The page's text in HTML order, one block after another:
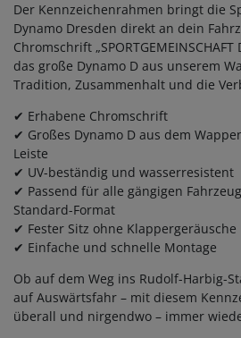
Der Kennzeichenrahmen bringt die
Dynamo Dresden direkt an dein
Chromschrift „SPORTGEMEINSCHAFT
das große Dynamo D aus unserem
Tradition, Zusammenhalt und die
✔ Erhabene Chromschrift
✔ Großes Dynamo D aus dem
Leiste
✔ UV-beständig und wasserresistent
✔ Passend für alle gängigen
Standard-Format
✔ Fester Sitz ohne Klappergeräusche
✔ Einfache und schnelle Montage
Ob auf dem Weg ins Rudolf-Harbig-
auf Auswärtsfahr – mit diesem
überall und nirgendwo – immer